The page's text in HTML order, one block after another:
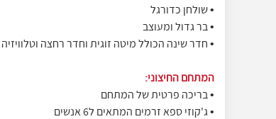
• שולחן כדורגל
• בר גדול ומעוצב
• חדר שינה הכולל מיטה זוגית וחדר רחצה וטלוויזיה
המתחם החיצוני:
• בריכה פרטית של המתחם
• ג'קוזי ספא זרמים המתאים ל6 אנשים